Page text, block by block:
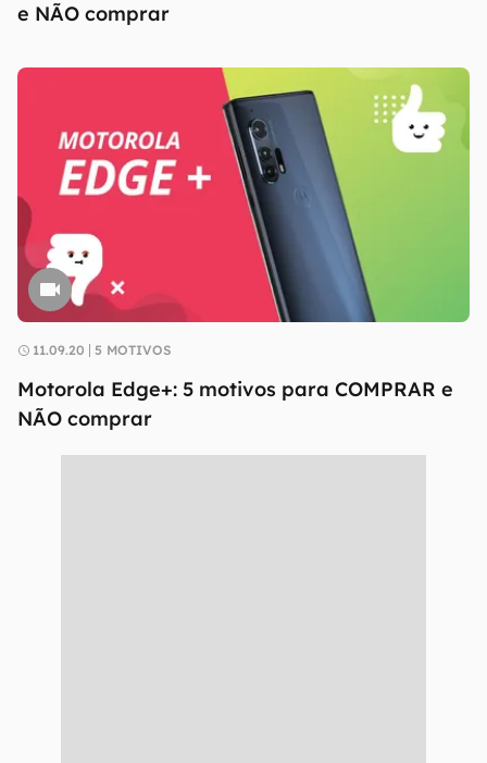
e NÃO comprar
11.09.20 5 MOTIVOS
Motorola Edge+: 5 motivos para COMPRAR e
NÃO comprar